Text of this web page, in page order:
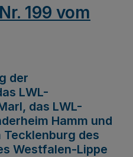
199 vom
der
LWL-
das LWL-
Hamm und
Tecklenburg des
Westfalen-Lippe